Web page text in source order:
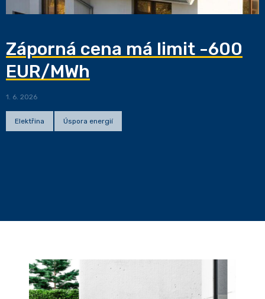
Záporná cena má limit -600
EUR/MWh
1. 6. 2026
Elektřina Úspora energií